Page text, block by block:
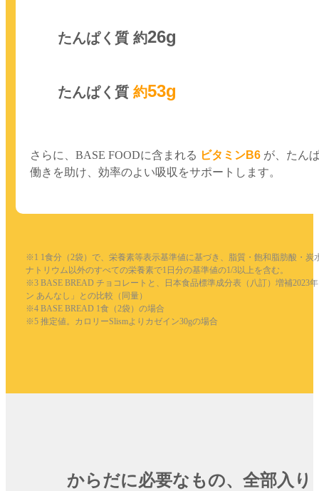
たんぱく質 約26g
たんぱく質 約53g
さらに、BASE FOODに含まれる ビタミンB6 が、たん
働きを助け、効率のよい吸収をサポートします。
※1 1食分（2袋）で、栄養素等表示基準値に基づき、脂質・飽和脂肪酸・炭
ナトリウム以外のすべての栄養素で1日分の基準値の1/3以上を含む。
※3 BASE BREAD チョコレートと、日本食品標準成分表（八訂）増補2023
ン あんなし」との比較（同量）
※4 BASE BREAD 1食（2袋）の場合
※5 推定値。カロリーSlismよりカゼイン30gの場合
からだに必要なもの、 全部入り